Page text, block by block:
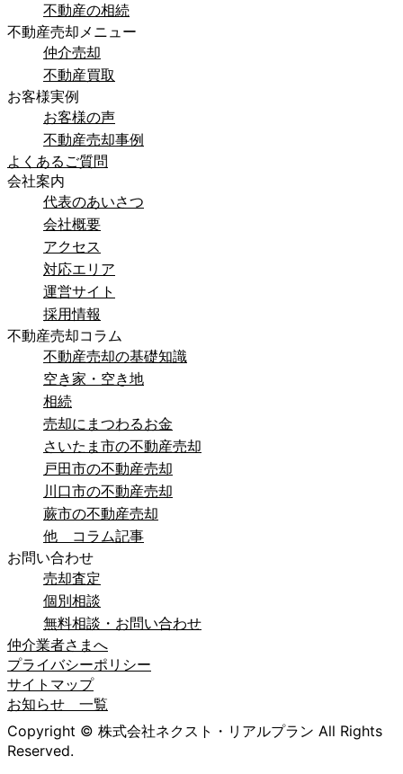
不動産の相続
不動産売却メニュー
仲介売却
不動産買取
お客様実例
お客様の声
不動産売却事例
よくあるご質問
会社案内
代表のあいさつ
会社概要
アクセス
対応エリア
運営サイト
採用情報
不動産売却コラム
不動産売却の基礎知識
空き家・空き地
相続
売却にまつわるお金
さいたま市の不動産売却
戸田市の不動産売却
川口市の不動産売却
蕨市の不動産売却
他 コラム記事
お問い合わせ
売却査定
個別相談
無料相談・お問い合わせ
仲介業者さまへ
プライバシーポリシー
サイトマップ
お知らせ 一覧
Copyright © 株式会社ネクスト・リアルプラン All Rights
Reserved.